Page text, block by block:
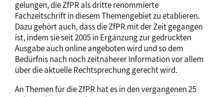
gelungen, die ZfPR als dritte renommierte
Fachzeitschrift in diesem Themengebiet zu etablieren.
Dazu gehört auch, dass die ZfPR mit der Zeit gegangen
ist, indem sie seit 2005 in Ergänzung zur gedruckten
Ausgabe auch online angeboten wird und so dem
Bedürfnis nach noch zeitnäherer Information vor allem
über die aktuelle Rechtsprechung gerecht wird.
An Themen für die ZfPR hat es in den vergangenen 25